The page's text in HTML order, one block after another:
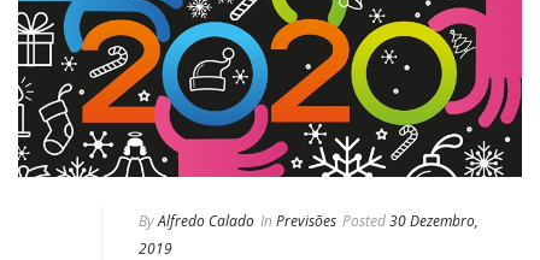
ByAlfredo Calado In Previsões Posted30 Dezembro,
2019